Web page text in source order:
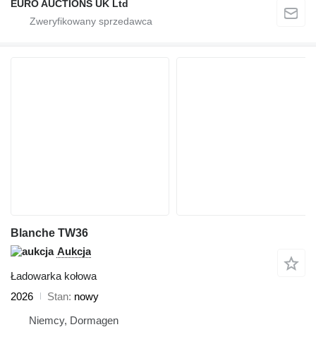
EURO AUCTIONS UK Ltd
Blanche TW36
Aukcja
Ładowarka kołowa
2026
Stan nowy
Niemcy, Dormagen